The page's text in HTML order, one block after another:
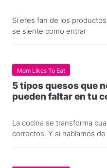
Si eres fan de los
se siente como entrar
Mom Likes To Eat
5 tipos quesos que
pueden faltar en tu
La cocina se transforma
correctos. Y si hablamos